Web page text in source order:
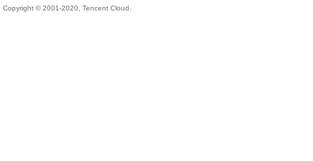
Copyright © 2001-2020, Tencent Cloud.